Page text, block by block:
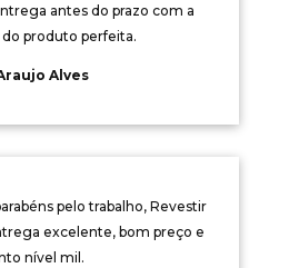
antes do prazo com a
produto perfeita.
Alves
pelo trabalho, Revestir
excelente, bom preço e
nível mil.